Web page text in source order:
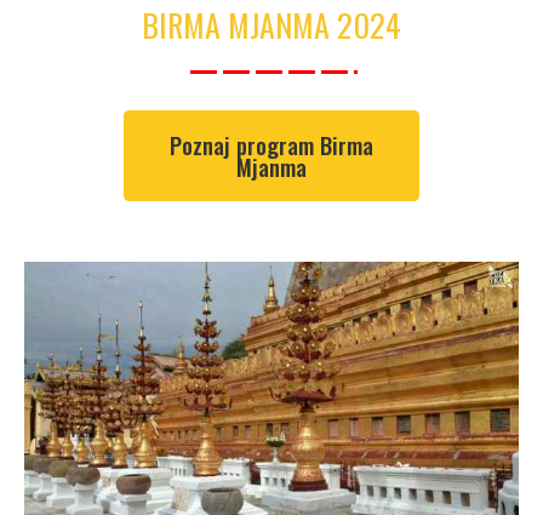
BIRMA MJANMA 2024
Poznaj program Birma
Mjanma